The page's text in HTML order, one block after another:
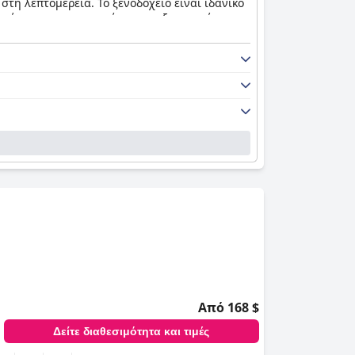
εκστασιαστεί για τις εξαιρετικές
Από 168 $
Δείτε διαθεσιμότητα και τιμές